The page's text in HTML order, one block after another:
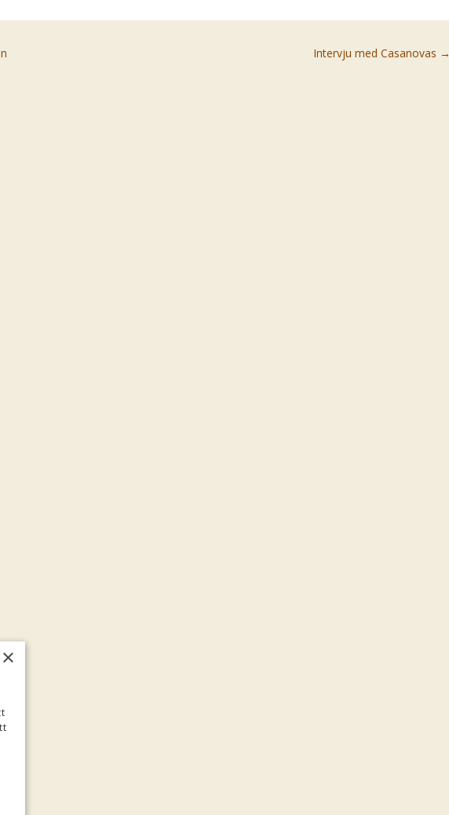
Intervju med Casanovas →
×